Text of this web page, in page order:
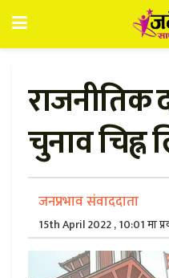
चुनाव चिह्न
जनप्रभाव संवाददाता
15th April 2022 , 10:01 मा